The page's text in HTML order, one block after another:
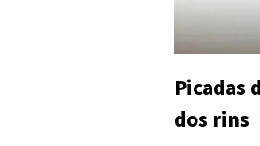
Picadas
dos rins